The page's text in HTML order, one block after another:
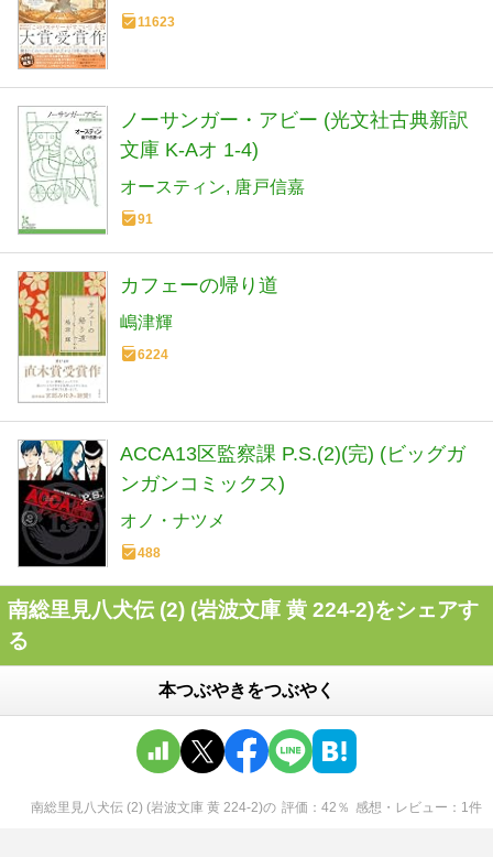
11623
ノーサンガー・アビー (光文社古典新訳
文庫 K-Aオ 1-4)
オースティン 唐戸信嘉
91
カフェーの帰り道
嶋津輝
6224
ACCA13区監察課 P.S.(2)(完) (ビッグガ
ンガンコミックス)
オノ・ナツメ
488
南総里見八犬伝 (2) (岩波文庫 黄 224-2)をシェアす
る
本つぶやきをつぶやく
南総里見八犬伝 (2) (岩波文庫 黄 224-2)の 評価 42 ％ 感想・レビュー 1件